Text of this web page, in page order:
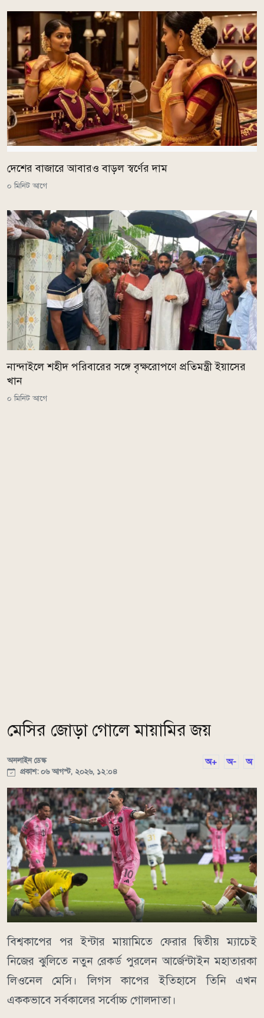
দেশের বাজারে আবারও বাড়ল স্বর্ণের দাম
০ মিনিট আগে
নান্দাইলে শহীদ পরিবারের সঙ্গে বৃক্ষরোপণে প্রতিমন্ত্রী ইয়াসের
খান
০ মিনিট আগে
মেসির জোড়া গোলে মায়ামির জয়
অনলাইন ডেস্ক
প্রকাশ: ০৬ আগস্ট, ২০২৬, ১২:০৪
অ+ অ- অ
বিশ্বকাপের পর ইন্টার মায়ামিতে ফেরার দ্বিতীয় ম্যাচেই
নিজের ঝুলিতে নতুন রেকর্ড পুরলেন আর্জেন্টাইন মহাতারকা
লিওনেল মেসি। লিগস কাপের ইতিহাসে তিনি এখন
এককভাবে সর্বকালের সর্বোচ্চ গোলদাতা।